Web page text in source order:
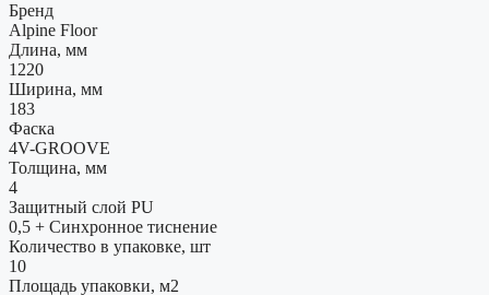
Бренд
Alpine Floor
Длина, мм
1220
Ширина, мм
183
Фаска
4V-GROOVE
Толщина, мм
4
Защитный слой PU
0,5 + Cинхронное тиснение
Количество в упаковке, шт
10
Площадь упаковки, м2